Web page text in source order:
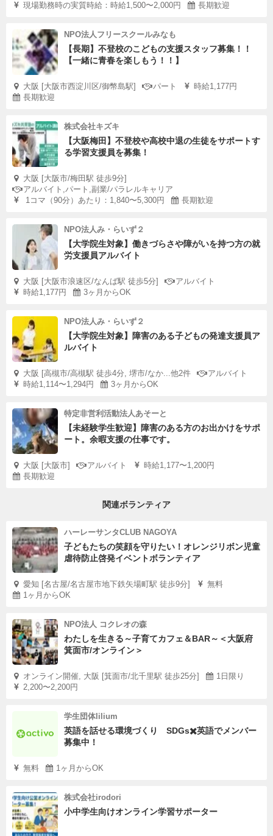
現場勤務時の実質時給：時給1,500〜2,000円
長期歓迎
NPO法人フリースクールみなも
【長期】不登校のこどもの支援スタッフ募集！！
【一緒に青春を楽しもう！！】
大阪 [大阪市西淀川区/御幣島駅] パート
時給1,177円
長期歓迎
株式会社キズキ
【大阪梅田】不登校や高校中退の生徒をサポートす
る学習支援員を募集！
大阪 [大阪市/梅田駅 徒歩9分]
アルバイト,パート,副業/パラレルキャリア
1コマ（90分）あたり：1,840〜5,300円
長期歓迎
NPO法人み・らいず２
【大学院生対象】働きづらさや障がいを持つ方の就
労支援員アルバイト
大阪 [大阪市浪速区/なんば駅 徒歩5分]
アルバイト
時給1,177円
3ヶ月からOK
NPO法人み・らいず２
【大学院生対象】障害のある子どもの発達支援員ア
ルバイト
大阪 [高槻市/高槻駅 徒歩4分, 堺市/なか...他2件
アルバイト
時給1,114〜1,294円
3ヶ月からOK
特定非営利活動法人あそーと
【未経験学生歓迎】障害のある方のお出かけをサポ
ート。余暇支援の仕事です。
大阪 [大阪市] アルバイト
時給1,177〜1,200円
長期歓迎
関連ボランティア
ハーレーサンタCLUB NAGOYA
子どもたちの笑顔を守りたい！オレンジリボン児童
虐待防止啓発イベントボランティア
愛知 [名古屋/名古屋市地下鉄矢場町駅 徒歩9分]
無料
1ヶ月からOK
NPO法人 コクレオの森
わたしを生きる～子育てカフェ＆BAR～＜大阪府
箕面市/オンライン＞
オンライン開催, 大阪 [箕面市/北千里駅 徒歩25分]
1日限り
2,200〜2,200円
学生団体lilium
英語を話せる環境づくり SDGs✖️英語でメンバー
募集中！
無料 1ヶ月からOK
株式会社irodori
小中学生向けオンライン学習サポーター